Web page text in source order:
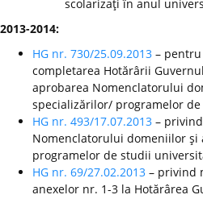
scolarizaţi în anul
2013-2014:
HG nr. 730/25.09.2013 –
completarea Hotărârii
aprobarea Nomenclatorului
specializărilor/ programelor
HG nr. 493/17.07.2013 –
Nomenclatorului domeniilor şi
programelor de studii
HG nr. 69/27.02.2013 – privind
anexelor nr. 1-3 la Hotărârea